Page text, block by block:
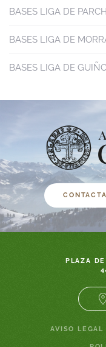
BASES LIGA DE
BASES LIGA DE
BASES LIGA DE
PLAZA
AVISO LEGAL